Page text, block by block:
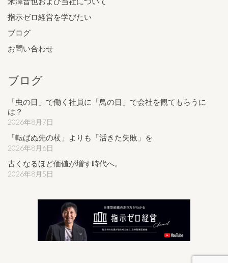
指示ゼロ経営を学びたい
ブログ
お問い合わせ
ブログ
「虫の目」で働く社員に「鳥の目」で会社を観てもらうに
は？
2026年8月7日
「転ばぬ先の杖」よりも「活きた失敗」を
2026年8月6日
古くなるほど価値が増す時代へ。
2026年8月5日